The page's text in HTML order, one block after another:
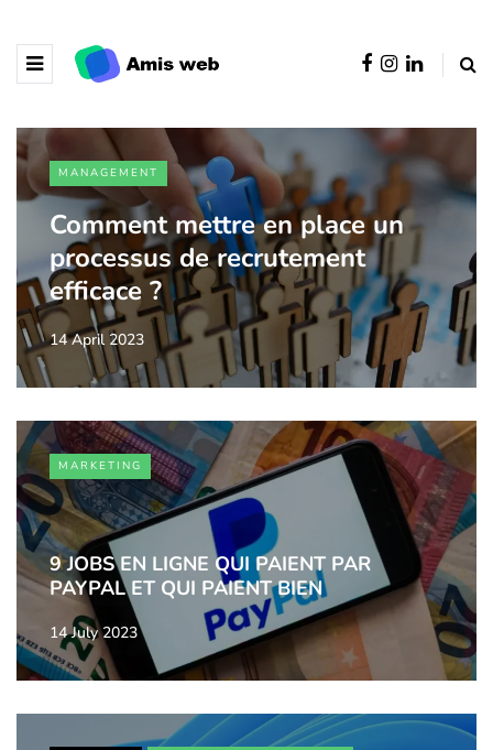
MANAGEMENT
Comment mettre en place un
processus de recrutement
efficace ?
14 April 2023
MARKETING
9 JOBS EN LIGNE QUI PAIENT PAR
PAYPAL ET QUI PAIENT BIEN
14 July 2023